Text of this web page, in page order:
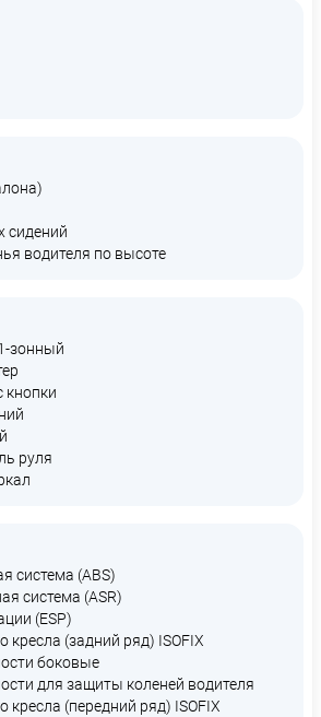
сидений
водителя по высоте
зонный
кнопки
руля
система (ABS)
система (ASR)
(ESP)
кресла (задний ряд) ISOFIX
боковые
для защиты коленей водителя
кресла (передний ряд) ISOFIX